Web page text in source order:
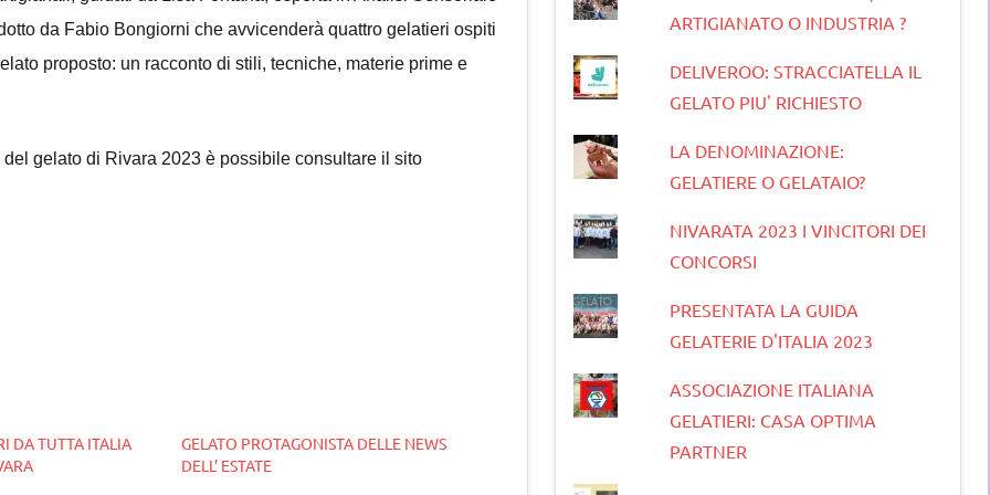
da Fabio Bongiorni che avvicenderà quattro gelatieri ospiti
proposto: un racconto di stili, tecniche, materie prime e
gelato di Rivara 2023 è possibile consultare il sito
DA TUTTA ITALIA
GELATO PROTAGONISTA DELLE NEWS
DELL’ ESTATE
ARTIGIANATO O INDUSTRIA ?
DELIVEROO: STRACCIATELLA IL
GELATO PIU' RICHIESTO
LA DENOMINAZIONE:
GELATIERE O GELATAIO?
NIVARATA 2023 I VINCITORI DEI
CONCORSI
PRESENTATA LA GUIDA
GELATERIE D'ITALIA 2023
ASSOCIAZIONE ITALIANA
GELATIERI: CASA OPTIMA
PARTNER